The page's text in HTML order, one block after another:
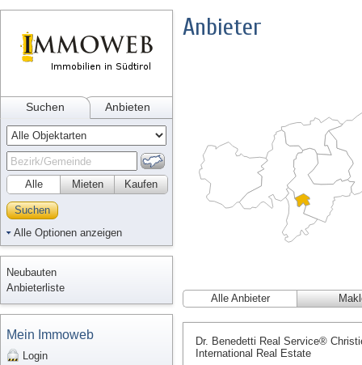
Suchen Anbieten
Alle Kaufen
Mieten
Suchen
Alle Optionen anzeigen
Neubauten
Anbieterliste
Mein Immoweb
Login
Anbieter
Alle Anbieter
Dr. Benedetti Real Service®
International Real Estate